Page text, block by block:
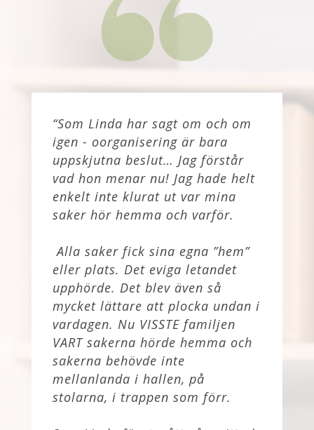
“Som Linda har sagt om och om
igen - oorganisering är bara
uppskjutna beslut… Jag förstår
vad hon menar nu! Jag hade helt
enkelt inte klurat ut var mina
saker hör hemma och varför.
Alla saker fick sina egna ”hem”
eller plats. Det eviga letandet
upphörde. Det blev även så
mycket lättare att plocka undan i
vardagen. Nu VISSTE familjen
VART sakerna hörde hemma och
sakerna behövde inte
mellanlanda i hallen, på
stolarna, i trappen som förr.